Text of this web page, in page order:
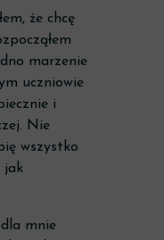
że chcę
marzenie
uczniowie
i
Nie
wszystko
jak
mnie